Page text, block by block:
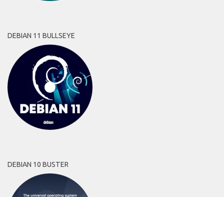
DEBIAN 11 BULLSEYE
DEBIAN 10 BUSTER